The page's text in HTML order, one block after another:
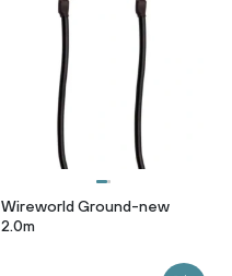
Wireworld Ground-new
2.0m